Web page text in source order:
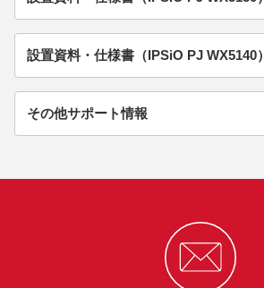
設置資料・仕様書（IPSiO PJ WX5140）
その他サポート情報